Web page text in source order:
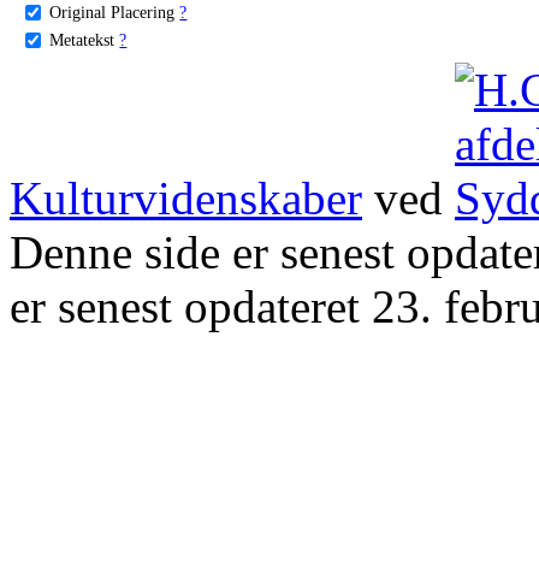
Original Placering ?
Metatekst ?
Kulturvidenskaber ved
Denne side er senest
er senest opdateret 23.